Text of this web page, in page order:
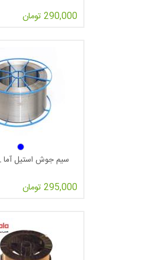
290,000 تومان
سیم جوش استیل آما ER310L
295,000 تومان